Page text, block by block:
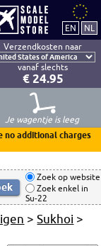
Verzendkosten naar
vanaf slechts
€ 24.95
Je wagentje is leeg
no additional charges
Zoek op website
Zoek enkel in
Su-22
>Sukhoi >